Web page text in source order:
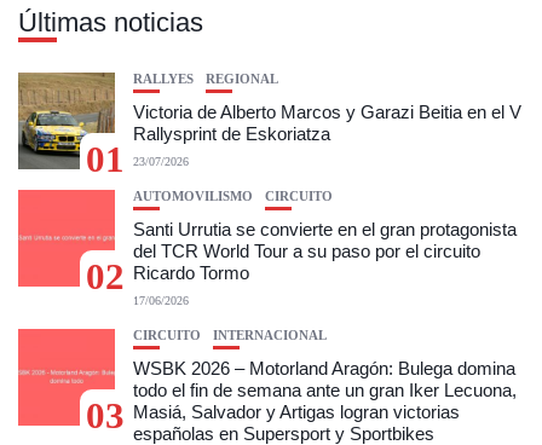
Últimas noticias
01
RALLYES REGIONAL
Victoria de Alberto Marcos y Garazi Beitia en el V
Rallysprint de Eskoriatza
23/07/2026
02
AUTOMOVILISMO CIRCUITO
Santi Urrutia se convierte en el gran protagonista
del TCR World Tour a su paso por el circuito
Ricardo Tormo
17/06/2026
03
CIRCUITO INTERNACIONAL
WSBK 2026 – Motorland Aragón: Bulega domina
todo el fin de semana ante un gran Iker Lecuona,
Masiá, Salvador y Artigas logran victorias
españolas en Supersport y Sportbikes